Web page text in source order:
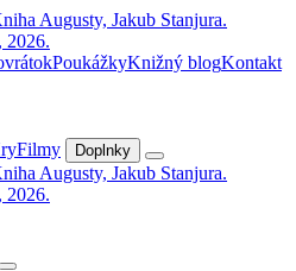
PoukážkyKnižný blogKontakt
Filmy Doplnky